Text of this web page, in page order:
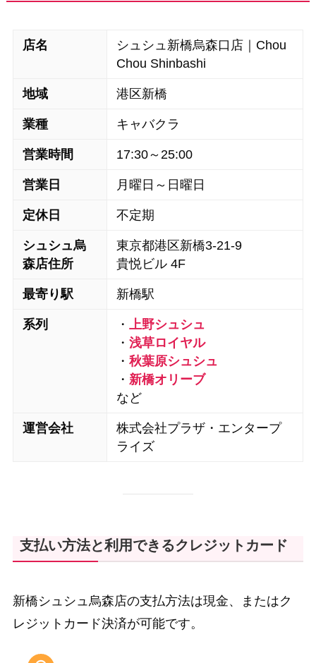
店名
シュシュ新橋烏森口店｜Chou
Chou Shinbashi
地域 港区新橋
業種 キャバクラ
営業時間 17:30～25:00
営業日 月曜日～日曜日
定休日 不定期
シュシュ烏
森店住所
東京都港区新橋3-21-9
貴悦ビル 4F
最寄り駅 新橋駅
系列 ・
上野シュシュ
・浅草ロイヤル
・秋葉原シュシュ
・ 新橋オリーブ
など
運営会社
株式会社プラザ・エンタープ
ライズ
支払い方法と利用できるクレジットカード
新橋シュシュ烏森店の支払方法は現金、またはク
レジットカード決済が可能です。